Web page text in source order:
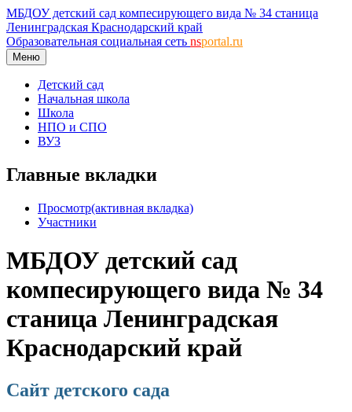
МБДОУ детский сад компесирующего вида № 34 станица
Ленинградская Краснодарский край
Образовательная социальная сеть nsportal.ru
Меню
Детский сад
Начальная школа
Школа
НПО и СПО
ВУЗ
Главные вкладки
Просмотр(активная вкладка)
Участники
МБДОУ детский сад
компесирующего вида № 34
станица Ленинградская
Краснодарский край
Сайт детского сада